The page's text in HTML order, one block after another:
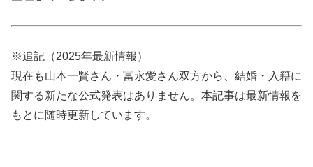
※追記（2025年最新情報）
現在も山本一賢さん・冨永愛さん双方から、結婚・入籍に
関する新たな公式発表はありません。本記事は最新情報を
もとに随時更新しています。